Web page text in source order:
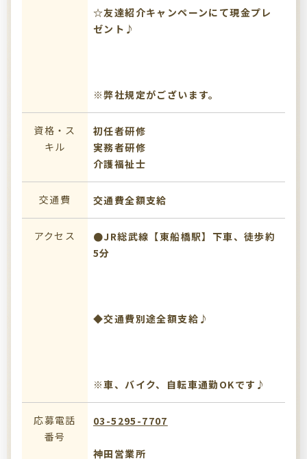
☆友達紹介キャンペーンにて現金プレ
ゼント♪
※弊社規定がございます。
資格・ス
キル
初任者研修
実務者研修
介護福祉士
交通費 交通費全額支給
アクセス
●JR総武線【東船橋駅】下車、徒歩約
5分
◆交通費別途全額支給♪
※車、バイク、自転車通勤OKです♪
応募電話
番号
03-5295-7707
神田営業所